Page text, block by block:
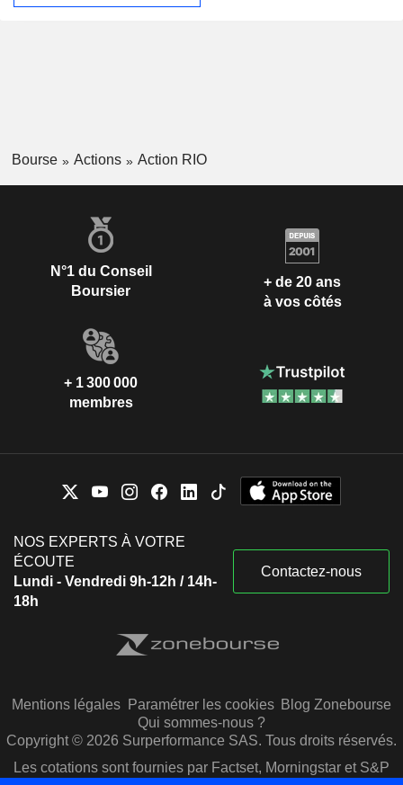
Bourse Actions Action RIO
N°1 du Conseil
Boursier
+ de 20 ans
à vos côtés
+ 1 300 000
membres
NOS EXPERTS À VOTRE
ÉCOUTE
Lundi - Vendredi 9h-12h / 14h-
18h
Contactez-nous
Mentions légales Paramétrer les cookies Blog Zonebourse
Qui sommes-nous ?
Copyright © 2026 Surperformance SAS. Tous droits réservés.
Les cotations sont fournies par Factset, Morningstar et S&P